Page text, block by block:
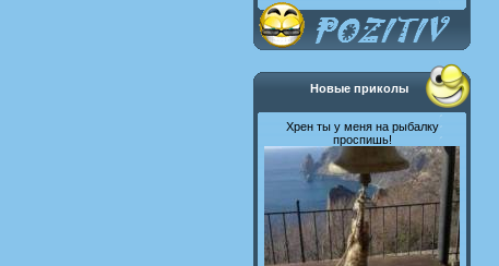
Новые приколы
Хрен ты у меня на рыбалку
проспишь!